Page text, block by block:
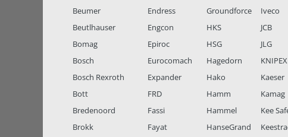
Beumer
Beutlhauser
Bomag
Bosch
Bosch Rexroth
Bott
Bredenoord
Brokk
Endress
Engcon
Epiroc
Eurocomach
Expander
FRD
Fassi
Fayat
Groundforce
HKS
HSG
Hagedorn
Hako
Hamm
Hammel
HanseGrand
Iveco
JCB
JLG
KNIPEX
Kaeser
Kamag
Kee